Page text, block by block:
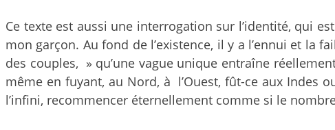
Ce texte est aussi une interrogation sur l’identité, qui
mon garçon. Au fond de l’existence, il y a l’ennui et
des couples, » qu’une vague unique entraîne
même en fuyant, au Nord, à l’Ouest, fût-ce aux Indes
l’infini, recommencer éternellement comme si le